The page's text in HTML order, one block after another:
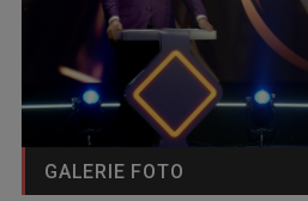
GALERIE FOTO